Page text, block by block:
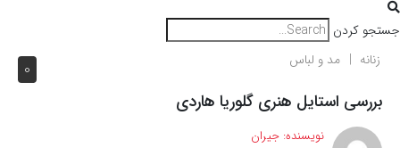
جستجو کردن
0 زنانه مد و لباس
بررسی استایل هنری گلوریا هاردی
نویسنده: جیران